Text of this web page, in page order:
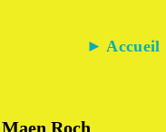
► Accueil
Roch